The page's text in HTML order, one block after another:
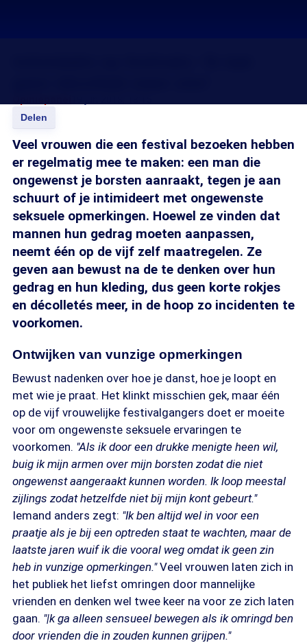
Delen
Veel vrouwen die een festival bezoeken hebben
er regelmatig mee te maken: een man die
ongewenst je borsten aanraakt, tegen je aan
schuurt of je intimideert met ongewenste
seksuele opmerkingen. Hoewel ze vinden dat
mannen hun gedrag moeten aanpassen,
neemt één op de vijf zelf maatregelen. Ze
geven aan bewust na de te denken over hun
gedrag en hun kleding, dus geen korte rokjes
en décolletés meer, in de hoop zo incidenten te
voorkomen.
Ontwijken van vunzige opmerkingen
Bewust nadenken over hoe je danst, hoe je loopt en
met wie je praat. Het klinkt misschien gek, maar één
op de vijf vrouwelijke festivalgangers doet er moeite
voor om ongewenste seksuele ervaringen te
voorkomen. "Als ik door een drukke menigte heen wil,
buig ik mijn armen over mijn borsten zodat die niet
ongewenst aangeraakt kunnen worden. Ik loop meestal
zijlings zodat hetzelfde niet bij mijn kont gebeurt."
Iemand anders zegt: "Ik ben altijd wel in voor een
praatje als je bij een optreden staat te wachten, maar de
laatste jaren wuif ik die vooral weg omdat ik geen zin
heb in vunzige opmerkingen."Veel vrouwen laten zich in
het publiek het liefst omringen door mannelijke
vrienden en denken wel twee keer na voor ze zich laten
gaan. "|k ga alleen sensueel bewegen als ik omringd ben
door vrienden die in zouden kunnen grijpen."